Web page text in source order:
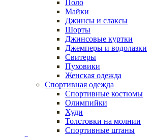
Поло
Майки
Джинсы и слаксы
Шорты
Джинсовые куртки
Джемперы и водолазки
Свитеры
Пуховики
Женская одежда
Спортивная одежда
Спортивные костюмы
Олимпийки
Худи
Толстовки на молнии
Спортивные штаны